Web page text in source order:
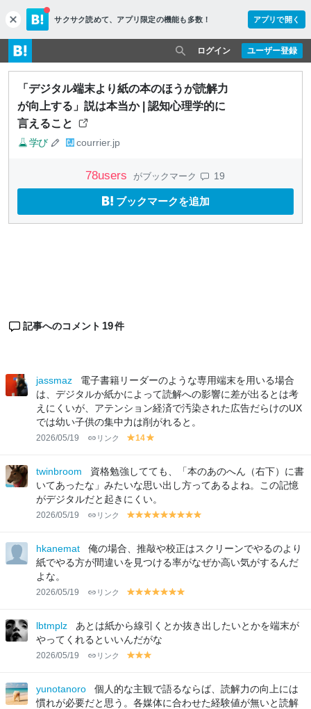
c
l
o
s
e
サクサク読めて、 アプリ限定の機能も多数！ アプリで開く
ユーザー登録
ログイン
「デジタル端末より紙の本のほうが読解力
が向上する」説は本当か | 認知心理学的に
言えること
学び courrier.jp
78users がブックマーク 19
ブックマークを追加
記事へのコメント 19件
jassmaz
電子書籍リーダーのような専用端末を用いる場合
は、デジタルか紙かによって読解への影響に差が出るとは考
えにくいが、アテンション経済で汚染された広告だらけのUX
では幼い子供の集中力は削がれると。
2026/05/19 リンク
y
lo
w
14
lo
w
twinbroom
資格勉強してても、「本のあのへん（右下）に書
いてあったな」みたいな思い出し方ってあるよね。この記憶
がデジタルだと起きにくい。
2026/05/19 リンク
y
w
y
lo
w
y
lo
w
y
lo
w
y
lo
w
y
lo
w
y
lo
w
y
lo
w
lo
w
hkanemat
俺の場合、推敲や校正はスクリーンでやるのより
紙でやる方が間違いを見つける率がなぜか高い気がするんだ
よな。
2026/05/19 リンク
y
lo
w
y
lo
w
y
lo
w
y
lo
w
y
lo
w
y
lolo
lbtmplz
あとは紙から線引くとか抜き出したいとかを端末が
やってくれるといいんだがな
2026/05/19 リンク
y
lo
y
lo
w
lo
w
yunotanoro
個人的な主観で語るならば、読解力の向上には
慣れが必要だと思う。各媒体に合わせた経験値が無いと読解